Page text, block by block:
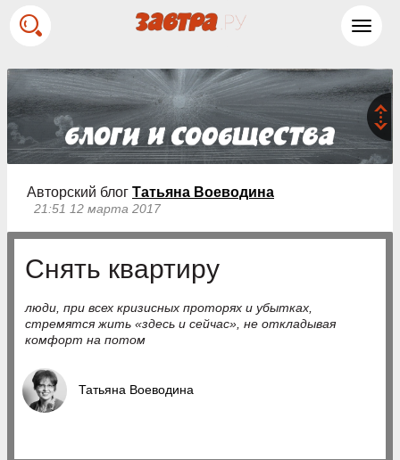
Авторский блог Татьяна Воеводина
21:51 12 марта 2017
Снять квартиру
люди, при всех кризисных проторях и убытках,
стремятся жить «здесь и сейчас», не откладывая
комфорт на потом
Татьяна Воеводина